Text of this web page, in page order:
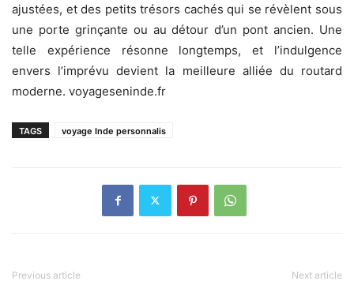
ajustées, et des petits trésors cachés qui se révèlent sous
une porte grinçante ou au détour d’un pont ancien. Une
telle expérience résonne longtemps, et l’indulgence
envers l’imprévu devient la meilleure alliée du routard
moderne. voyageseninde.fr
TAGS voyage Inde personnalis
Previous article Next article